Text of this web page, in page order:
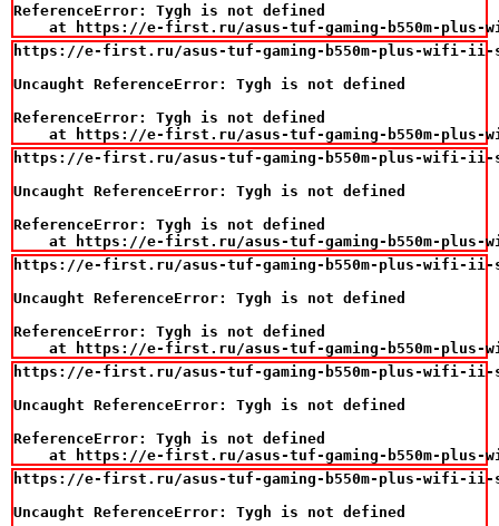
ReferenceError: Tygh is not defined
at https://e-first.ru/asus-tuf-gaming-b550m-
https://e-first.ru/asus-tuf-gaming-b550m-plus-wifi-ii-
Uncaught ReferenceError: Tygh is not defined
ReferenceError: Tygh is not defined
at https://e-first.ru/asus-tuf-gaming-b550m-
https://e-first.ru/asus-tuf-gaming-b550m-plus-wifi-ii-
Uncaught ReferenceError: Tygh is not defined
ReferenceError: Tygh is not defined
at https://e-first.ru/asus-tuf-gaming-b550m-
https://e-first.ru/asus-tuf-gaming-b550m-plus-wifi-ii-
Uncaught ReferenceError: Tygh is not defined
ReferenceError: Tygh is not defined
at https://e-first.ru/asus-tuf-gaming-b550m-
https://e-first.ru/asus-tuf-gaming-b550m-plus-wifi-ii-soc-
Uncaught ReferenceError: Tygh is not defined
ReferenceError: Tygh is not defined
at https://e-first.ru/asus-tuf-gaming-b550m-
https://e-first.ru/asus-tuf-gaming-b550m-plus-wifi-ii-soc-
Uncaught ReferenceError: Tygh is not defined